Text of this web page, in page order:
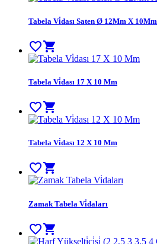
Tabela Vi̇dası Saten Ø 12Mm X 10Mm
favorite_bordershopping_cart
Tabela Vi̇dası 17 X 10 Mm
favorite_bordershopping_cart
Tabela Vi̇dası 12 X 10 Mm
favorite_border shopping_cart
Zamak Tabela Vi̇daları
favorite_bordershopping_cart